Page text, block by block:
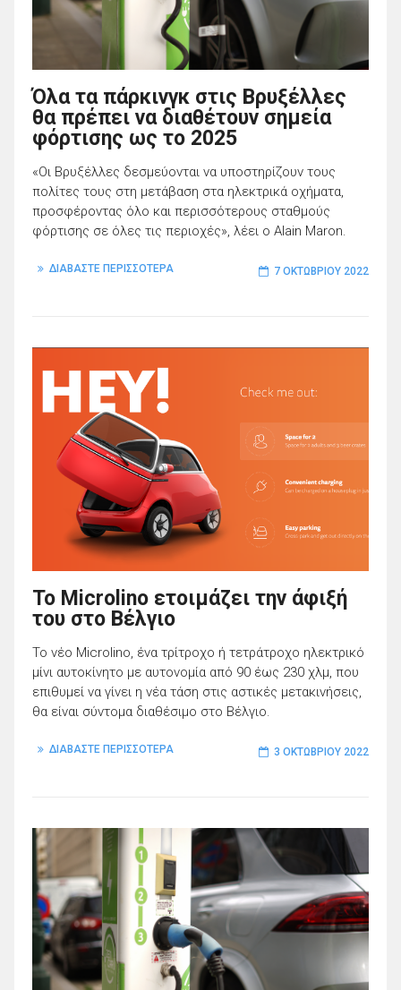
Όλα τα πάρκινγκ στις Βρυξέλλες
θα πρέπει να διαθέτουν σημεία
φόρτισης ως το 2025
«Οι Βρυξέλλες δεσμεύονται να υποστηρίζουν τους
πολίτες τους στη μετάβαση στα ηλεκτρικά οχήματα,
προσφέροντας όλο και περισσότερους σταθμούς
φόρτισης σε όλες τις περιοχές», λέει ο Alain Maron.
ΔΙΑΒΑΣΤΕ ΠΕΡΙΣΣΟΤΕΡΑ 7 ΟΚΤΩΒΡΊΟΥ 2022
To Microlino ετοιμάζει την άφιξή
του στο Βέλγιο
Το νέο Microlino, ένα τρίτροχο ή τετράτροχο ηλεκτρικό
μίνι αυτοκίνητο με αυτονομία από 90 έως 230 χλμ, που
επιθυμεί να γίνει η νέα τάση στις αστικές μετακινήσεις,
θα είναι σύντομα διαθέσιμο στο Βέλγιο.
ΔΙΑΒΑΣΤΕ ΠΕΡΙΣΣΟΤΕΡΑ 3 ΟΚΤΩΒΡΊΟΥ 2022